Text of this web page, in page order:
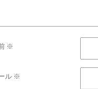
※
ル ※